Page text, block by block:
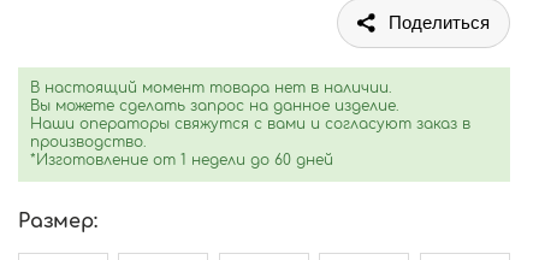
Поделиться
В настоящий момент товара нет в наличии.
Вы можете сделать запрос на данное изделие.
Наши операторы свяжутся с вами и согласуют заказ в
производство.
*Изготовление от 1 недели до 60 дней
Размер: